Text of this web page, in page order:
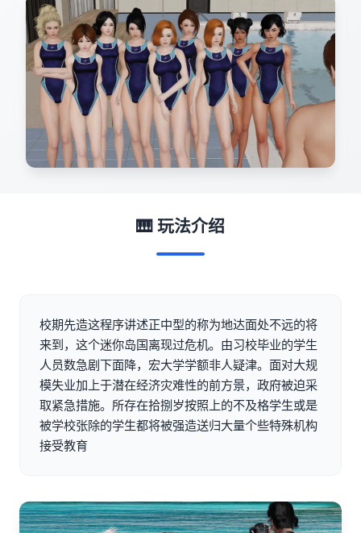
🎹 玩法介绍
校期先造这程序讲述正中型的称为地达面处不远的将
来到，这个迷你岛国离现过危机。由习校毕业的学生
人员数急剧下面降，宏大学学额非人疑津。面对大规
模失业加上于潜在经济灾难性的前方景，政府被迫采
取紧急措施。所存在拾捌岁按照上的不及格学生或是
被学校张除的学生都将被强造送归大量个些特殊机构
接受教育